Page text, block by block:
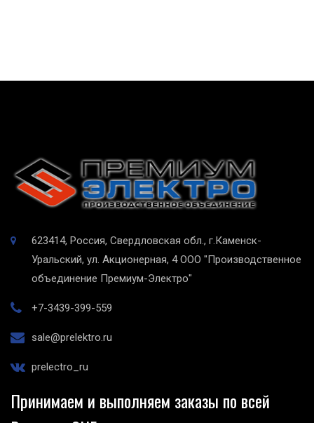
623414, Россия, Свердловская обл., г.Каменск-
Уральский, ул. Акционерная, 4 ООО "Производственное
объединение Премиум-Электро"
+7-3439-399-559
sale@prelektro.ru
prelectro_ru
Принимаем и выполняем заказы по всей